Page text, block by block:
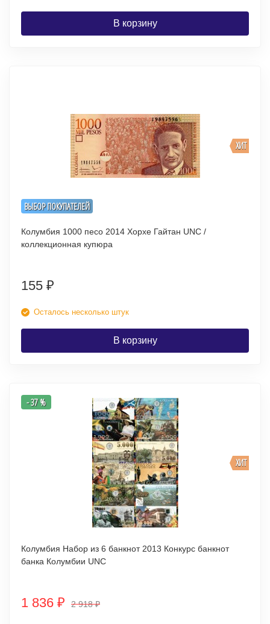
В корзину
ВЫБОР ПОКУПАТЕЛЕЙ
ХИТ
Колумбия 1000 песо 2014 Хорхе Гайтан UNC /
коллекционная купюра
155 ₽
Осталось несколько штук
В корзину
ХИТ
- 37 %
Колумбия Набор из 6 банкнот 2013 Конкурс банкнот
банка Колумбии UNC
1 836 ₽ 2 918₽